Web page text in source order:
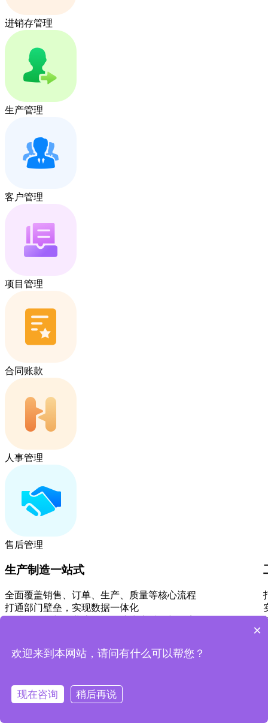
进销存管理
生产管理
客户管理
项目管理
合同账款
人事管理
售后管理
生产制造一站式
全面覆盖销售、订单、生产、质量等核心流程
打通部门壁垒，实现数据一体化
了解更多
×
欢迎来到本网站，请问有什么可以帮您？
现在咨询 稍后再说